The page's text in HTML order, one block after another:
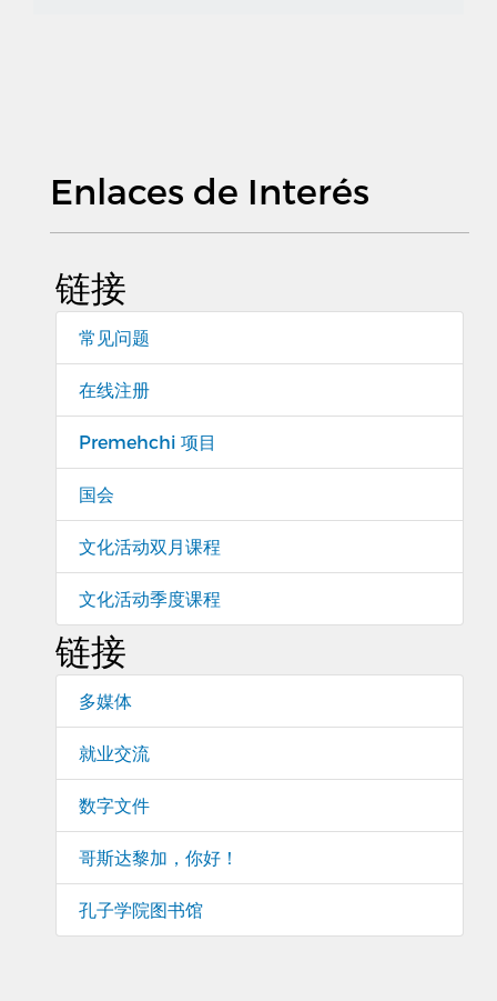
Enlaces de Interés
链接
常见问题
在线注册
Premehchi 项目
国会
文化活动双月课程
文化活动季度课程
链接
多媒体
就业交流
数字文件
哥斯达黎加，你好！
孔子学院图书馆